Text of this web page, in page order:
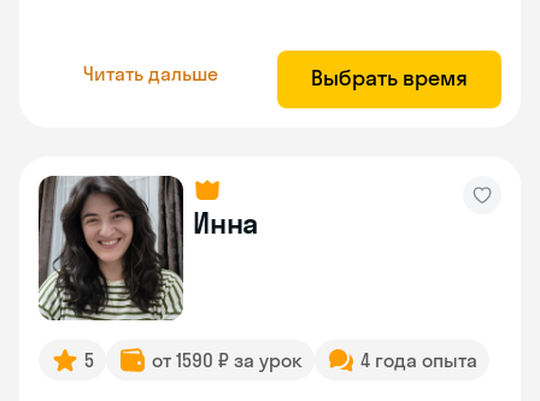
Читать дальше Выбрать время
Инна
5 от 1590 ₽ за урок 4 года опыта